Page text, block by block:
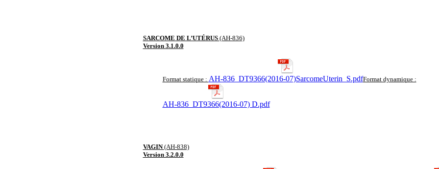
SARCOME DE L’UTÉRUS (AH-836)
Version 3.1.0.0
Format statique : AH-836_DT9366(2016-07)SarcomeUterin_S.pdfFormat dynamique :
AH-836_DT9366(2016-07) D.pdf
VAGIN(AH-838)
Version 3.2.0.0